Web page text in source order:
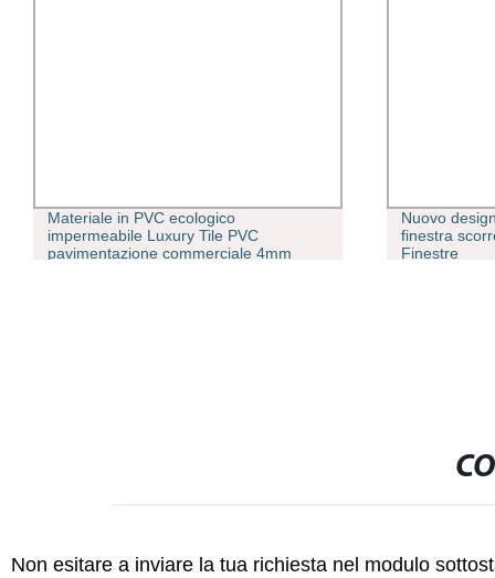
Materiale in PVC ecologico
impermeabile Luxury Tile PVC
pavimentazione commerciale 4mm
Nuovo
finestra
Finestre
Non esitare a inviare la tua richiesta nel modulo